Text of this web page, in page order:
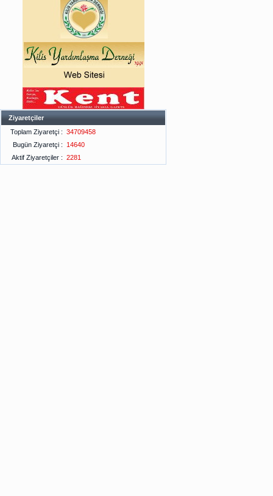
Ziyaretçiler
Toplam Ziyaretçi : 34709458
Bugün Ziyaretçi :
14640
Aktif Ziyaretçiler : 2281